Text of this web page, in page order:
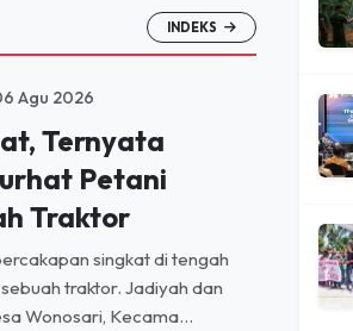
INDEKS
Agu 2026
Ternyata
Petani
Traktor
singkat di tengah
traktor. Jadiyah dan
Wonosari, Kecama...